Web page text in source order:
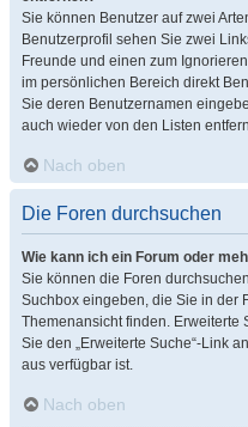
Sie können Benutzer auf zwei
Benutzerprofil sehen Sie zwei
Freunde und einen zum
im persönlichen Bereich direkt
Sie deren Benutzernamen
auch wieder von den Listen
Nach oben
Die Foren durchsuchen
Wie kann ich ein Forum oder
Sie können die Foren
Suchbox eingeben, die Sie in der
Themenansicht finden.
Sie den „Erweiterte Suche“-Link
aus verfügbar ist.
Nach oben